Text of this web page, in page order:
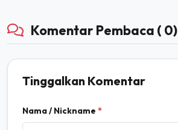
Komentar Pembaca ( 0)
Tinggalkan Komentar
Nama / Nickname *